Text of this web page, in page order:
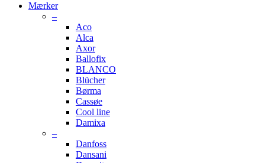
Mærker
–
Aco
Alca
Axor
Ballofix
BLANCO
Blücher
Børma
Cassøe
Cool line
Damixa
–
Danfoss
Dansani